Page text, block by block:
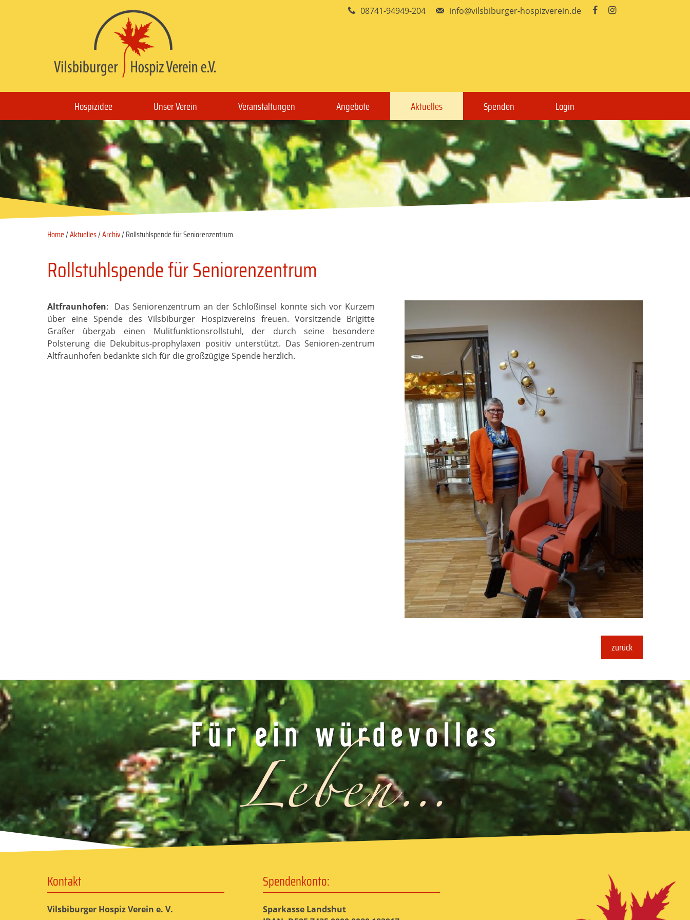
Hospizidee Unser Verein Veranstaltungen Angebote Aktuelles Spenden Login
Home/Aktuelles/Archiv/ Rollstuhlspende für Seniorenzentrum
Rollstuhlspende für Seniorenzentrum
Altfraunhofen: Das Seniorenzentrum an der Schloßinsel konnte sich vor Kurzem
über eine Spende des Vilsbiburger Hospizvereins freuen. Vorsitzende Brigitte
Graßer übergab einen Mulitfunktionsrollstuhl, der durch seine besondere
Polsterung die Dekubitus-prophylaxen positiv unterstützt. Das Senioren-zentrum
Altfraunhofen bedankte sich für die großzügige Spende herzlich.
zurück
Kontakt
Vilsbiburger Hospiz Verein e. V.
08741-94949-204 info@vilsbiburger-hospizverein.de  
Spendenkonto:
Sparkasse Landshut